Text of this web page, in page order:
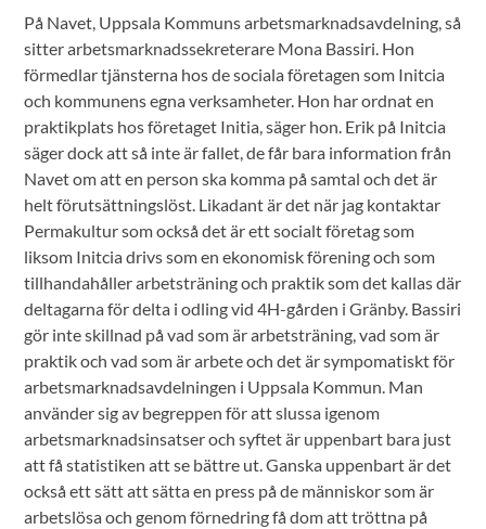
På Navet, Uppsala Kommuns arbetsmarknadsavdelning, så
sitter arbetsmarknadssekreterare Mona Bassiri. Hon
förmedlar tjänsterna hos de sociala företagen som Initcia
och kommunens egna verksamheter. Hon har ordnat en
praktikplats hos företaget Initia, säger hon. Erik på Initcia
säger dock att så inte är fallet, de får bara information från
Navet om att en person ska komma på samtal och det är
helt förutsättningslöst. Likadant är det när jag kontaktar
Permakultur som också det är ett socialt företag som
liksom Initcia drivs som en ekonomisk förening och som
tillhandahåller arbetsträning och praktik som det kallas där
deltagarna för delta i odling vid 4H-gården i Gränby. Bassiri
gör inte skillnad på vad som är arbetsträning, vad som är
praktik och vad som är arbete och det är sympomatiskt för
arbetsmarknadsavdelningen i Uppsala Kommun. Man
använder sig av begreppen för att slussa igenom
arbetsmarknadsinsatser och syftet är uppenbart bara just
att få statistiken att se bättre ut. Ganska uppenbart är det
också ett sätt att sätta en press på de människor som är
arbetslösa och genom förnedring få dom att tröttna på